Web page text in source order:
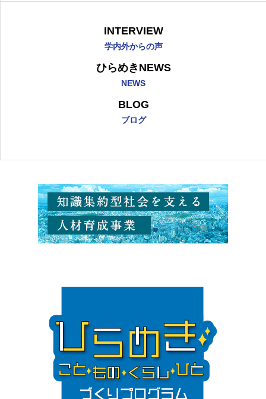
INTERVIEW
学内外からの声
ひらめきNEWS
NEWS
BLOG
ブログ